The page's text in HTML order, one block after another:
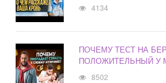
4134
ПОЧЕМУ ТЕСТ НА
ПОЛОЖИТЕЛЬНЫЙ У
8502